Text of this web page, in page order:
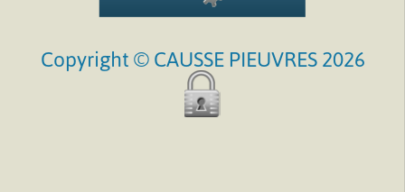
Copyright © CAUSSE PIEUVRES 2026